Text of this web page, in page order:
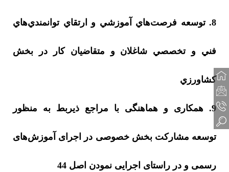
8. توسعه فرصت‌هاي آموزشي و ارتقاي توانمندي‌هاي
فني و تخصصي شاغلان و متقاضيان كار در بخش
كشاورزي
9. همکاری و هماهنگی با مراجع ذیربط به منظور
توسعه مشارکت بخش خصوصی در اجرای آموزش‌های
رسمی و در راستای اجرایی نمودن اصل 44